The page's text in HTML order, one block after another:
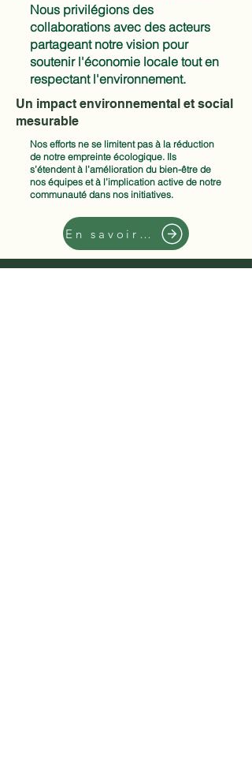
Nous privilégions des
collaborations avec des acteurs
partageant notre vision pour
soutenir l'économie locale tout en
respectant l'environnement.
Un impact environnemental et social
mesurable
Nos efforts ne se limitent pas à la réduction
de notre empreinte écologique. Ils
s’étendent à l’amélioration du bien-être de
nos équipes et à l’implication active de notre
communauté dans nos initiatives.
En savoir +